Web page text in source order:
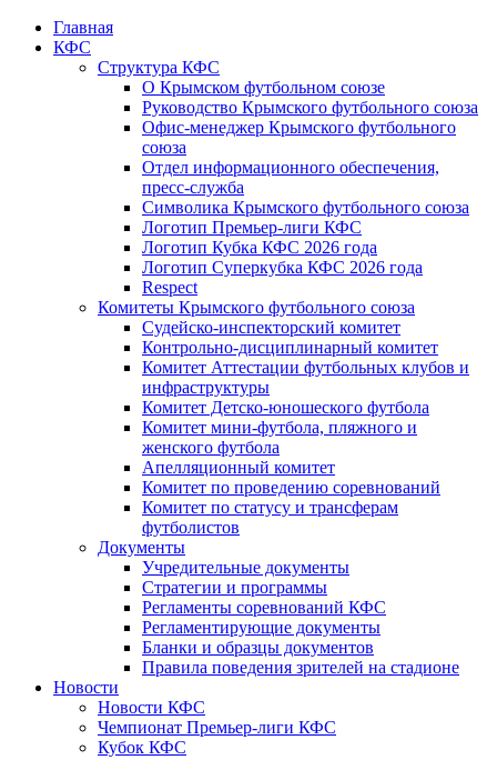
Главная
КФС
Структура КФС
О Крымском футбольном союзе
Руководство Крымского футбольного союза
Офис-менеджер Крымского футбольного
союза
Отдел информационного обеспечения,
пресс-служба
Символика Крымского футбольного союза
Логотип Премьер-лиги КФС
Логотип Кубка КФС 2026 года
Логотип Суперкубка КФС 2026 года
Respect
Комитеты Крымского футбольного союза
Судейско-инспекторский комитет
Контрольно-дисциплинарный комитет
Комитет Аттестации футбольных клубов и
инфраструктуры
Комитет Детско-юношеского футбола
Комитет мини-футбола, пляжного и
женского футбола
Апелляционный комитет
Комитет по проведению соревнований
Комитет по статусу и трансферам
футболистов
Документы
Учредительные документы
Стратегии и программы
Регламенты соревнований КФС
Регламентирующие документы
Бланки и образцы документов
Правила поведения зрителей на стадионе
Новости
Новости КФС
Чемпионат Премьер-лиги КФС
Кубок КФС